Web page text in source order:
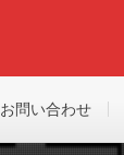
お問い合わせ